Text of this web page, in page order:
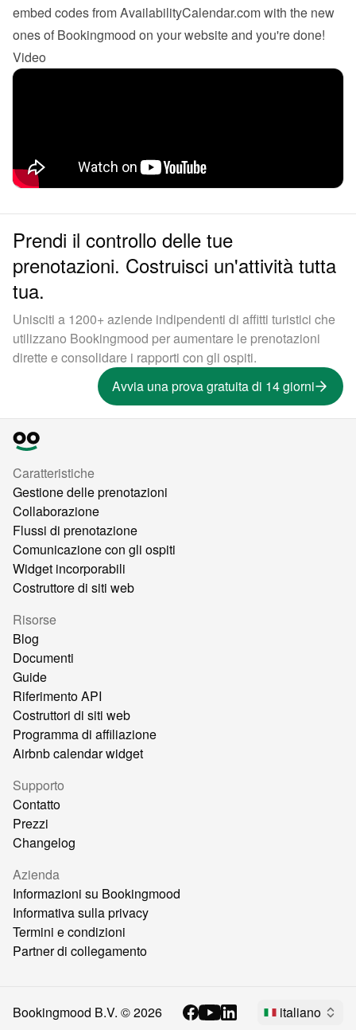
embed codes from AvailabilityCalendar.com with the new
ones of Bookingmood on your website and you're done!
Video
Prendi il controllo delle tue
prenotazioni. Costruisci un'attività tutta
tua.
Unisciti a 1200+ aziende indipendenti di affitti turistici che
utilizzano Bookingmood per aumentare le prenotazioni
dirette e consolidare i rapporti con gli ospiti.
Avvia una prova gratuita di 14 giorni
Caratteristiche
Gestione delle prenotazioni
Collaborazione
Flussi di prenotazione
Comunicazione con gli ospiti
Widget incorporabili
Costruttore di siti web
Risorse
Blog
Documenti
Guide
Riferimento API
Costruttori di siti web
Programma di affiliazione
Airbnb calendar widget
Supporto
Contatto
Prezzi
Changelog
Azienda
Informazioni su Bookingmood
Informativa sulla privacy
Termini e condizioni
Partner di collegamento
Bookingmood B.V. ©2026 italiano